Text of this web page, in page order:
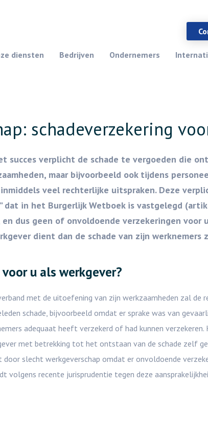
diensten Bedrijven Ondernemers
schadeverzekering
succes verplicht de schade te vergoeden die
maar bijvoorbeeld ook tijdens
inmiddels veel rechterlijke uitspraken. Deze
dat in het Burgerlijk Wetboek is vastgelegd
dus geen of onvoldoende verzekeringen voor
dient dan de schade van zijn
u als werkgever?
met de uitoefening van zijn werkzaamheden zal de
schade, bijvoorbeeld omdat er sprake was van
adequaat heeft verzekerd of had kunnen verzekeren.
met betrekking tot het ontstaan van de schade zelf
slecht werkgeverschap omdat er onvoldoende
volgens recente jurisprudentie tegen deze